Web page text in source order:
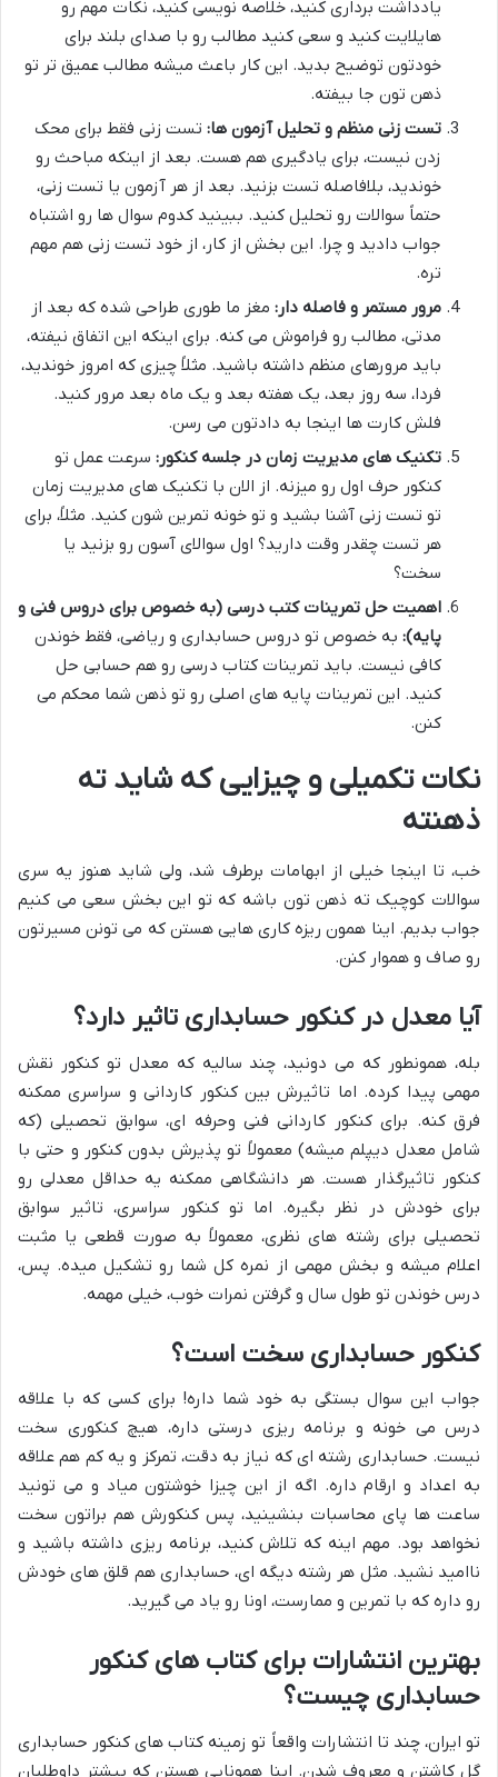
یادداشت برداری کنید، خلاصه نویسی کنید، نکات مهم رو
هایلایت کنید و سعی کنید مطالب رو با صدای بلند برای
خودتون توضیح بدید. این کار باعث میشه مطالب عمیق تر تو
ذهن تون جا بیفته.
تست زنی منظم و تحلیل آزمون ها: تست زنی فقط برای محک
زدن نیست، برای یادگیری هم هست. بعد از اینکه مباحث رو
خوندید، بلافاصله تست بزنید. بعد از هر آزمون یا تست زنی،
حتماً سوالات رو تحلیل کنید. ببینید کدوم سوال ها رو اشتباه
جواب دادید و چرا. این بخش از کار، از خود تست زنی هم مهم
تره.
مرور مستمر و فاصله دار: مغز ما طوری طراحی شده که بعد از
مدتی، مطالب رو فراموش می کنه. برای اینکه این اتفاق نیفته،
باید مرورهای منظم داشته باشید. مثلاً چیزی که امروز خوندید،
فردا، سه روز بعد، یک هفته بعد و یک ماه بعد مرور کنید.
فلش کارت ها اینجا به دادتون می رسن.
تکنیک های مدیریت زمان در جلسه کنکور: سرعت عمل تو
کنکور حرف اول رو میزنه. از الان با تکنیک های مدیریت زمان
تو تست زنی آشنا بشید و تو خونه تمرین شون کنید. مثلاً، برای
هر تست چقدر وقت دارید؟ اول سوالای آسون رو بزنید یا
سخت؟
اهمیت حل تمرینات کتب درسی (به خصوص برای دروس فنی و
پایه): به خصوص تو دروس حسابداری و ریاضی، فقط خوندن
کافی نیست. باید تمرینات کتاب درسی رو هم حسابی حل
کنید. این تمرینات پایه های اصلی رو تو ذهن شما محکم می
کنن.
نکات تکمیلی و چیزایی که شاید ته
ذهنته
خب، تا اینجا خیلی از ابهامات برطرف شد، ولی شاید هنوز یه سری
سوالات کوچیک ته ذهن تون باشه که تو این بخش سعی می کنیم
جواب بدیم. اینا همون ریزه کاری هایی هستن که می تونن مسیرتون
رو صاف و هموار کنن.
آیا معدل در کنکور حسابداری تاثیر دارد؟
بله، همونطور که می دونید، چند سالیه که معدل تو کنکور نقش
مهمی پیدا کرده. اما تاثیرش بین کنکور کاردانی و سراسری ممکنه
فرق کنه. برای کنکور کاردانی فنی وحرفه ای، سوابق تحصیلی (که
شامل معدل دیپلم میشه) معمولاً تو پذیرش بدون کنکور و حتی با
کنکور تاثیرگذار هست. هر دانشگاهی ممکنه یه حداقل معدلی رو
برای خودش در نظر بگیره. اما تو کنکور سراسری، تاثیر سوابق
تحصیلی برای رشته های نظری، معمولاً به صورت قطعی یا مثبت
اعلام میشه و بخش مهمی از نمره کل شما رو تشکیل میده. پس،
درس خوندن تو طول سال و گرفتن نمرات خوب، خیلی مهمه.
کنکور حسابداری سخت است؟
جواب این سوال بستگی به خود شما داره! برای کسی که با علاقه
درس می خونه و برنامه ریزی درستی داره، هیچ کنکوری سخت
نیست. حسابداری رشته ای که نیاز به دقت، تمرکز و یه کم هم علاقه
به اعداد و ارقام داره. اگه از این چیزا خوشتون میاد و می تونید
ساعت ها پای محاسبات بنشینید، پس کنکورش هم براتون سخت
نخواهد بود. مهم اینه که تلاش کنید، برنامه ریزی داشته باشید و
ناامید نشید. مثل هر رشته دیگه ای، حسابداری هم قلق های خودش
رو داره که با تمرین و ممارست، اونا رو یاد می گیرید.
بهترین انتشارات برای کتاب های کنکور
حسابداری چیست؟
تو ایران، چند تا انتشارات واقعاً تو زمینه کتاب های کنکور حسابداری
گل کاشتن و معروف شدن. اینا همونایی هستن که بیشتر داوطلبان